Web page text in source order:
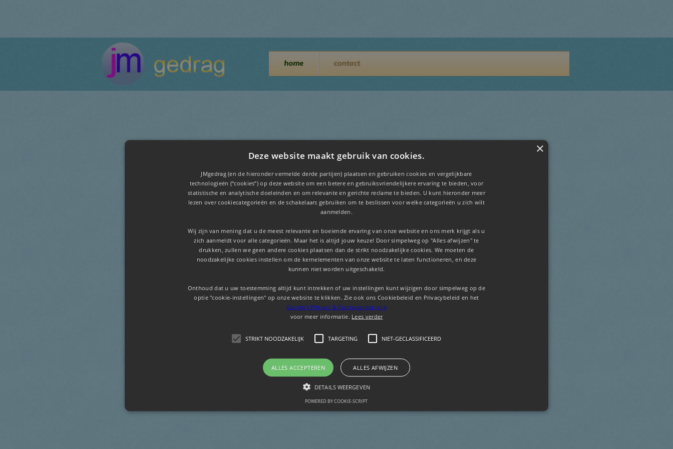
home contact
Email: ×
Deze website maakt gebruik van cookies.
JMgedrag (en de hieronder vermelde derde partijen) plaatsen en gebruiken cookies en vergelijkbare
technologieën (“cookies”) op deze website om een ​​betere en gebruiksvriendelijkere ervaring te bieden, voor
statistische en analytische doeleinden en om relevante en gerichte reclame te bieden. U kunt hieronder meer
lezen over cookiecategorieën en de schakelaars gebruiken om te beslissen voor welke categorieën u zich wilt
aanmelden.
Wij zijn van mening dat u de meest relevante en boeiende ervaring van onze website en ons merk krijgt als u
zich aanmeldt voor alle categorieën. Maar het is altijd jouw keuze! Door simpelweg op "Alles afwijzen" te
drukken, zullen we geen andere cookies plaatsen dan de strikt noodzakelijke cookies. We moeten de
noodzakelijke cookies instellen om de kernelementen van onze website te laten functioneren, en deze
kunnen niet worden uitgeschakeld.
Onthoud dat u uw toestemming altijd kunt intrekken of uw instellingen kunt wijzigen door simpelweg op de
optie "cookie-instellingen" op onze website te klikken. Zie ook ons ​​Cookiebeleid en Privacybeleid en het
Google's Privacy & Voorwaarden-site
voor meer informatie. Lees verder
STRIKT NOODZAKELIJK TARGETING NIET-GECLASSIFICEERD
ALLES ACCEPTEREN ALLES AFWIJZEN
DETAILS WEERGEVEN
POWERED BY COOKIE-SCRIPT